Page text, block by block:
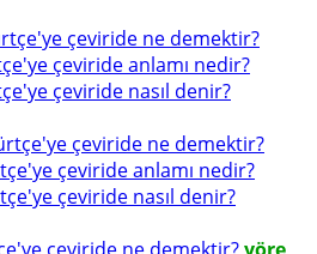
çeviride ne demektir?
çeviride anlamı nedir?
çeviride nasıl denir?
çeviride ne demektir?
çeviride anlamı nedir?
çeviride nasıl denir?